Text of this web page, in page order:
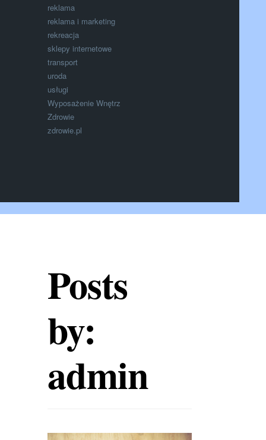
reklama
reklama i marketing
rekreacja
sklepy internetowe
transport
uroda
usługi
Wyposażenie Wnętrz
Zdrowie
zdrowie.pl
Posts
by:
admin